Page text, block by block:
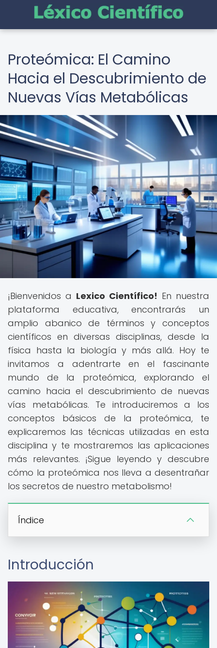
Proteómica: El Camino
Hacia el Descubrimiento de
Nuevas Vías Metabólicas
¡Bienvenidos a Lexico Científico! En nuestra
plataforma educativa, encontrarás un
amplio abanico de términos y conceptos
científicos en diversas disciplinas, desde la
física hasta la biología y más allá. Hoy te
invitamos a adentrarte en el fascinante
mundo de la proteómica, explorando el
camino hacia el descubrimiento de nuevas
vías metabólicas. Te introduciremos a los
conceptos básicos de la proteómica, te
explicaremos las técnicas utilizadas en esta
disciplina y te mostraremos las aplicaciones
más relevantes. ¡Sigue leyendo y descubre
cómo la proteómica nos lleva a desentrañar
los secretos de nuestro metabolismo!
Índice
Introducción